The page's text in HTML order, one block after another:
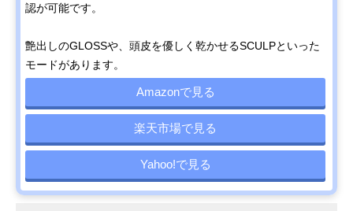
認が可能です。
艶出しのGLOSSや、頭皮を優しく乾かせるSCULPといった
モードがあります。
Amazonで見る
楽天市場で見る
Yahoo!で見る